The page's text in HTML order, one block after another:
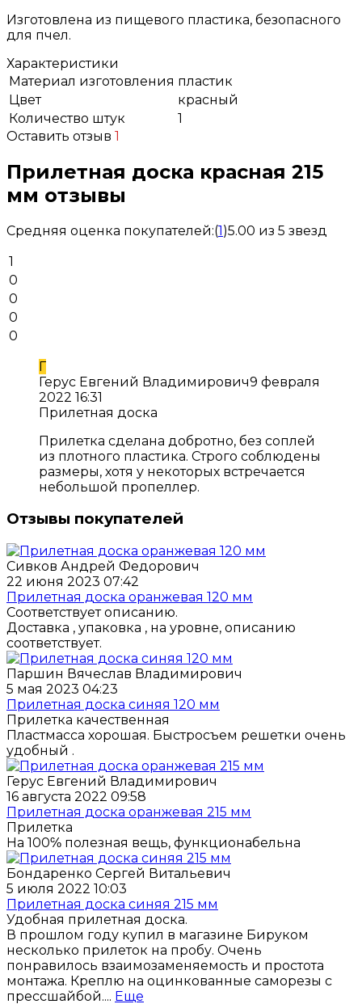
Изготовлена из пищевого пластика, безопасного
для пчел.
Характеристики
Материал изготовления пластик
Цвет
красный
Количество штук
1
Оставить отзыв 1
Прилетная доска красная 215
мм отзывы
Средняя оценка покупателей:(1)5.00 из 5 звезд
1
0
0
0
0
Г
Герус Евгений Владимирович9 февраля
2022 16:31
Прилетная доска
Прилетка сделана добротно, без соплей
из плотного пластика. Строго соблюдены
размеры, хотя у некоторых встречается
небольшой пропеллер.
Отзывы покупателей
Сивков Андрей Федорович
22 июня 2023 07:42
Прилетная доска оранжевая 120 мм
Соответствует описанию.
Доставка , упаковка , на уровне, описанию
соответствует.
Паршин Вячеслав Владимирович
5 мая 2023 04:23
Прилетная доска синяя 120 мм
Прилетка качественная
Пластмасса хорошая. Быстросъем решетки очень
удобный .
Герус Евгений Владимирович
16 августа 2022 09:58
Прилетная доска оранжевая 215 мм
Прилетка
На 100℅ полезная вещь, функционабельна
Бондаренко Сергей Витальевич
5 июля 2022 10:03
Прилетная доска синяя 215 мм
Удобная прилетная доска.
В прошлом году купил в магазине Бируком
несколько прилеток на пробу. Очень
понравилось взаимозаменяемость и простота
монтажа. Креплю на оцинкованные саморезы с
прессшайбой.... Еще